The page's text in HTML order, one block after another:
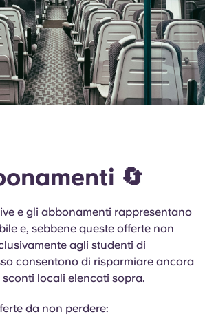
🔄
e gli abbonamenti rappresentano
e, sebbene queste offerte non
agli studenti di
consentono di risparmiare ancora
locali elencati sopra.
da non perdere: